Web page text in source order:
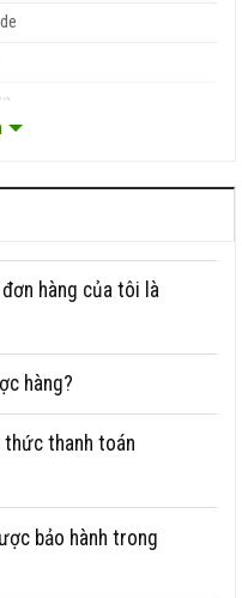
5.4m, 6.3m, 7.2m, 8.1m, 9m
Công nghệ chế tạo của Đức:
thêm 1 lớp Carbon Toray Nhật
Thân cần chắc chắn, êm tay.
Lớp sơn mạ điện cao cấp.
Đai chống nổ đốt dày dặn.
hàng của tôi là
hàng?
thanh toán
bảo hành trong